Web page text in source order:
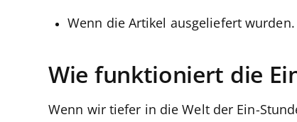
Wenn die Artikel ausgeliefert wurden.
Wie funktioniert die
Wenn wir tiefer in die Welt der Ein-